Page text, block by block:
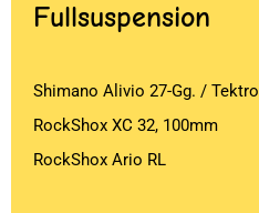
Fullsuspension
Shimano Alivio 27-Gg. /
RockShox XC 32, 100mm
RockShox Ario RL